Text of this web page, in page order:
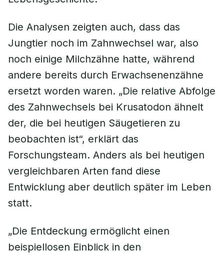
Die Analysen zeigten auch, dass das
Jungtier noch im Zahnwechsel war, also
noch einige Milchzähne hatte, während
andere bereits durch Erwachsenenzähne
ersetzt worden waren. „Die relative Abfolge
des Zahnwechsels bei Krusatodon ähnelt
der, die bei heutigen Säugetieren zu
beobachten ist“, erklärt das
Forschungsteam. Anders als bei heutigen
vergleichbaren Arten fand diese
Entwicklung aber deutlich später im Leben
statt.
„Die Entdeckung ermöglicht einen
beispiellosen Einblick in den